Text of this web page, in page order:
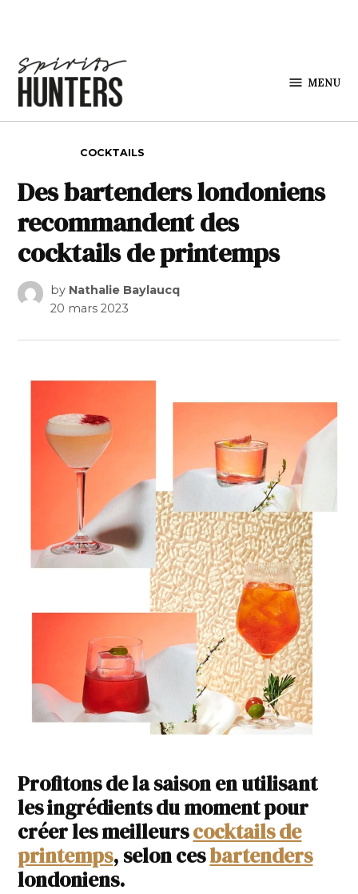
MENU
COCKTAILS
Des bartenders londoniens
recommandent des
cocktails de printemps
by Nathalie Baylaucq
20 mars 2023
Profitons de la saison en utilisant
les ingrédients du moment pour
créer les meilleurscocktails de
printemps, selon cesbartenders
londoniens.